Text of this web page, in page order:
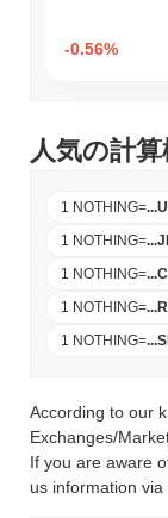
-0.56%
人気の計
1 NOTHING=...
1 NOTHING=...
1 NOTHING=...
1 NOTHING=...
1 NOTHING=...
According to our
Exchanges/
If you are aware
us information via